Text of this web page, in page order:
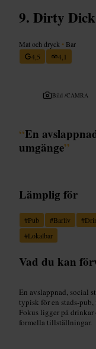
Dirty
Mat och dryck • Bar
4,5
4,1
Bild /CAMRA
“En
umgänge”
Lämplig för
#Pub #Barliv #
#Lokalbar
Vad du kan
En avslappnad, social
typisk för en stads-
Fokus ligger på drinkar
formella tillställningar.